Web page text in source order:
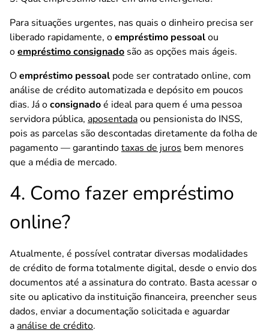
Para situações urgentes, nas quais o dinheiro precisa ser
liberado rapidamente, oempréstimo pessoalou
oempréstimo consignado são as opções mais ágeis.
Oempréstimo pessoal pode ser contratado online, com
análise de crédito automatizada e depósito em poucos
dias. Já oconsignadoé ideal para quem é uma pessoa
servidora pública, aposentadaou pensionista do INSS,
pois as parcelas são descontadas diretamente da folha de
pagamento — garantindotaxas de juros bem menores
que a média de mercado.
4. Como fazer empréstimo
online?
Atualmente, é possível contratar diversas modalidades
de crédito de forma totalmente digital, desde o envio dos
documentos até a assinatura do contrato. Basta acessar o
site ou aplicativo da instituição financeira, preencher seus
dados, enviar a documentação solicitada e aguardar
aanálise de crédito.